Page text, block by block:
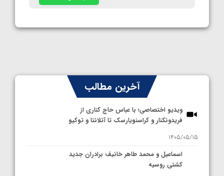
آخرین مطالب
ویدیو اختصاصی؛ با عباس حاج کناری از
فریدونکنار و کراسنویارسک تا آتلانتا و توکیو
1405/05/15
اسماعیل و محمد طاهر خانیف برادران جدید
کشتی روسیه